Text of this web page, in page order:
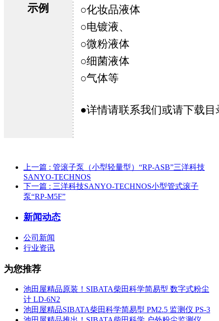
示例
○化妆品液体
○电镀液、
○微粉液体
○细菌液体
○气体等
●详情请联系我们或请下载目
上一篇 : 管滚子泵（小型轻量型）“RP-ASB”三洋科技
SANYO-TECHNOS
下一篇 : 三洋科技SANYO-TECHNOS小型管式滚子
泵“RP-M5F”
新闻动态
公司新闻
行业资讯
为您推荐
池田屋精品原装！SIBATA柴田科学简易型 数字式粉尘
计 LD-6N2
池田屋精品SIBATA柴田科学简易型 PM2.5 监测仪 PS-3